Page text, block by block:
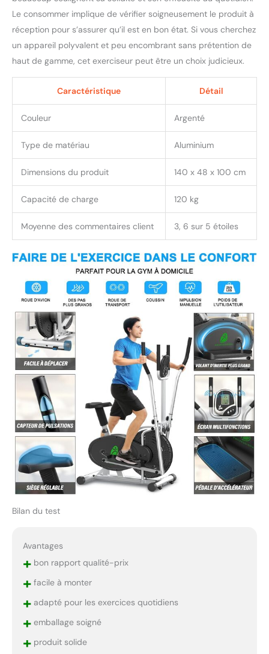
corps : L'appareil
elliptique fonctionne non
seulement comme une
machine cardio pour tout
poitrine, le dos, les
biceps, les triceps, les
fessiers, les quadriceps et
les ischio-jambiers, mais il
soutient également la
protection des genoux
pour une séance
douceur. Il est parfait
les graisses et faire de la
famille Stable et peu
encombrant：Notre
cross trainer est équipé
de repose-pieds
réglables afin de pouvoir
l'utiliser sur votre sol ou
vos tapis, pour une
stabilité maximale lors de
l'utilisation du cross
trainer. Vous pouvez
facilement le déplacer
grâce aux roues de
transport et le ranger
dans un coin de votre
salon ou de votre garage
lorsque vous ne l'utilisez
pas. Lorsque vous ne
l'utilisez pas, l'appareil
peut être facilement
déplacé pour le ranger
Le consommer implique de vérifier soigneusement le produit à
réception pour s’assurer qu’il est en bon état. Si vous cherchez
un appareil polyvalent et peu encombrant sans prétention de
haut de gamme, cet exerciseur peut être un choix judicieux.
Caractéristique Détail
Couleur Argenté
Type de matériau Aluminium
Dimensions du produit 140 x 48 x 100 cm
Capacité de charge 120 kg
Moyenne des commentaires client 3, 6 sur 5 étoiles
Bilan du test
Avantages
+bon rapport qualité-prix
+facile à monter
+adapté pour les exercices quotidiens
+emballage soigné
+produit solide